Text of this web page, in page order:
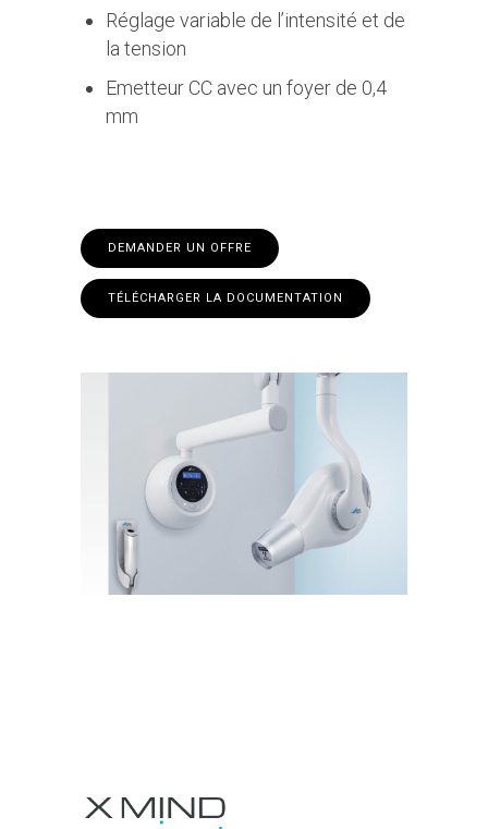
Réglage variable de l’intensité et de
la tension
Emetteur CC avec un foyer de 0,4
mm
DEMANDER UN OFFRE
TÉLÉCHARGER LA DOCUMENTATION